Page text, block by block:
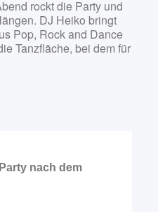
rockt die Party und
DJ Heiko bringt
Pop, Rock and Dance
Tanzfläche, bei dem für
nach dem